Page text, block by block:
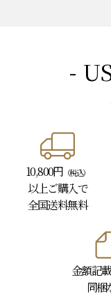
-
10,800円 （税込）
以上ご購入で
全国送料無料
金額記
同梱